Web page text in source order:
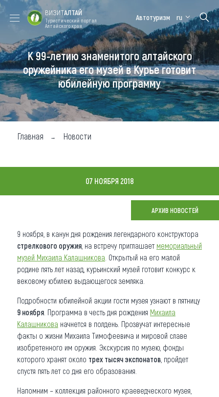
Форум VISIT
ALTAI
Цветение
маральника
Медицинский
форум
Алтайская
зимовка
Туры
Где побывать
Чем заняться
Карта
Что привезти (сувениры)
О регионе
Коллекция впечатлений
Другие рубрики
ВИЗИТАЛТАЙ
Туристический портал
Алтайского края
Автотуризм ru
К 99-летию знаменитого алтайского
оружейника его музей в Курье готовит
юбилейную программу
Главная Новости
07 НОЯБРЯ 2018
АРХИВ НОВОСТЕЙ
9 ноября, в канун дня рождения легендарного конструктора
стрелкового оружия , на встречу приглашает мемориальный
музей Михаила Калашникова . Открытый на его малой
родине пять лет назад, курьинский музей готовит конкурс к
вековому юбилею выдающегося земляка.
Подробности юбилейной акции гости музея узнают в пятницу
9 ноября . Программа в честь дня рождения Михаила
Калашникова начнется в полдень. Прозвучат интересные
факты о жизни Михаила Тимофеевича и мировой славе
изобретенного им оружия. Экскурсия по музею, фонды
которого хранят около трех тысяч экспонатов , пройдет
спустя пять лет со дня его образования.
Напомним – коллекция районного краеведческого музея,